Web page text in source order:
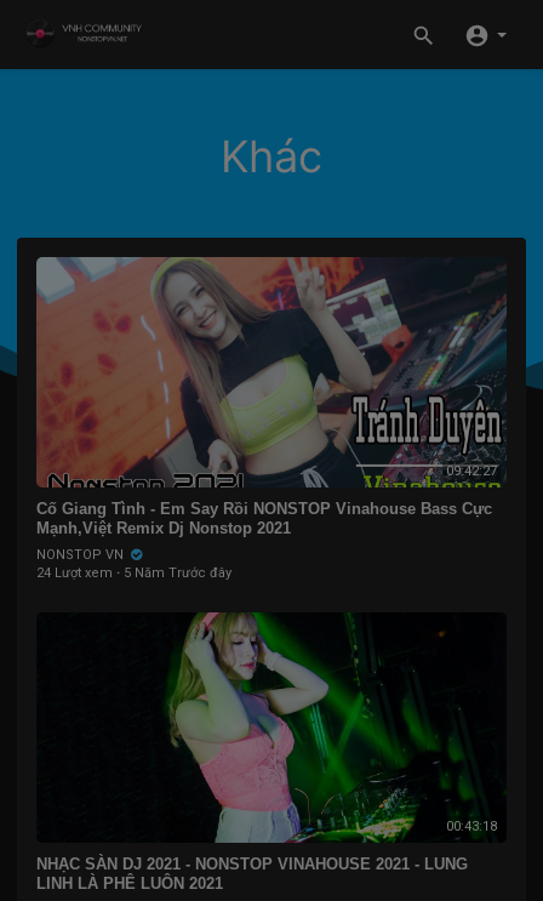
Khác
09:42:27
Cố Giang Tình - Em Say Rồi NONSTOP Vinahouse Bass Cực
Mạnh,Việt Remix Dj Nonstop 2021
NONSTOP VN
24 Lượt xem · 5 Năm Trước đây
00:43:18
NHẠC SÀN DJ 2021 - NONSTOP VINAHOUSE 2021 - LUNG
LINH LÀ PHÊ LUÔN 2021